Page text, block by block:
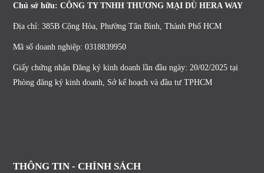
Chủ sở hữu: CÔNG TY TNHH THƯƠNG MẠI DÙ HERA WAY
Địa chỉ: 385B Cộng Hòa, Phường Tân Bình, Thành Phố HCM
Mã số doanh nghiệp: 0318839950
Giấy chứng nhận Đăng ký kinh doanh lần đầu ngày: 20/02/2025 tại
Phòng đăng ký kinh doanh, Sở kế hoạch và đầu tư TPHCM
THÔNG TIN - CHÍNH SÁCH